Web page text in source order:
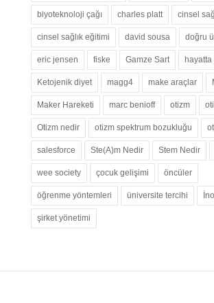
biyoteknoloji çağı charles platt cinsel
cinsel sağlık eğitimi david sousa doğru
eric jensen fiske Gamze Sart
Ketojenik diyet magg4 make araçlar
Maker Hareketi marc benioff otizm
Otizm nedir otizm spektrum bozukluğu
salesforce Ste(A)m Nedir Stem Nedir
wee society çocuk gelişimi öncüler
öğrenme yöntemleri üniversite tercihi
şirket yönetimi